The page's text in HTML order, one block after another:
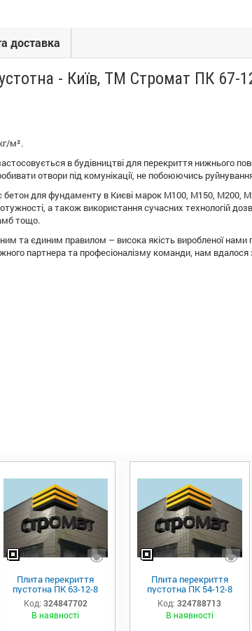
доставка
- Київ, ТМ Стромат ПК 67-
м².
в будівництві для перекриття нижнього
отвори під комунікації, не побоюючись
бетон для фундаменту в Києві марок М100, М150, М200,
а також використання сучасних технологій
тощо.
та єдиним правилом – висока якість виробленої
партнера та професіоналізму команди, нам вдалося
Плита перекриття
пустотна ПК 63-12-8
Код: 324847702
В наявності
Плита перекриття
пустотна ПК 54-12-8
Код: 324788713
В наявності